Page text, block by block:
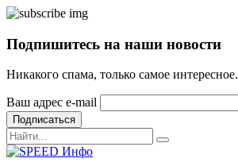
Подпишитесь на наши новости
Никакого спама, только самое интересное.
Ваш адрес e-mail
Подписаться